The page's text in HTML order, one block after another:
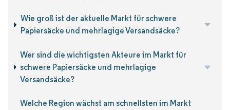
Wie groß ist der aktuelle Markt für schwere
Papiersäcke und mehrlagige Versandsäcke?
Wer sind die wichtigsten Akteure im Markt für
schwere Papiersäcke und mehrlagige
Versandsäcke?
Welche Region wächst am schnellsten im Markt